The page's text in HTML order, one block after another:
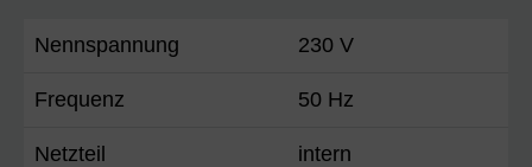
Nennspannung 230 V
Frequenz 50 Hz
Netzteil intern